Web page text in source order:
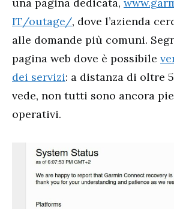
IT/outage/, dove l’azienda
alle domande più comuni.
pagina web dove è possibile
dei servizi: a distanza di oltre
vede, non tutti sono ancora
operativi.